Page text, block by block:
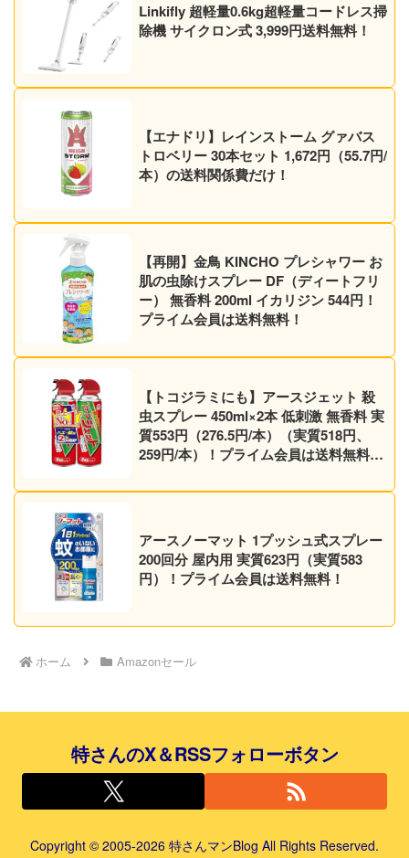
Linkifly 超軽量0.6kg超軽量コードレス掃
除機 サイクロン式 3,999円送料無料！
【エナドリ】レインストーム グァバス
トロベリー 30本セット 1,672円（55.7円/
本）の送料関係費だけ！
【再開】金鳥 KINCHO プレシャワー お
肌の虫除けスプレー DF（ディートフリ
ー） 無香料 200ml イカリジン 544円！
プライム会員は送料無料！
【トコジラミにも】アースジェット 殺
虫スプレー 450ml×2本 低刺激 無香料 実
質553円（276.5円/本）（実質518円、
259円/本）！プライム会員は送料無料！
アースノーマット 1プッシュ式スプレー
200回分 屋内用 実質623円（実質583
円）！プライム会員は送料無料！
ホーム Amazonセール
特さんのX＆RSSフォローボタン
Copyright © 2005-2026 特さんマンBlog All Rights Reserved.